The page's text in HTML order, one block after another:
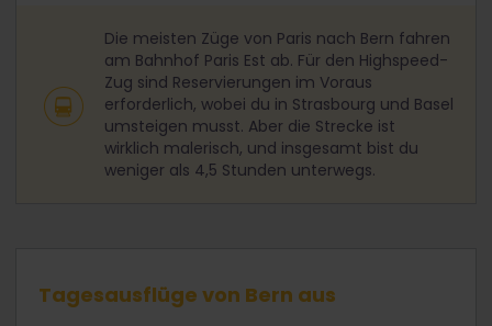
Die meisten Züge von Paris nach Bern fahren
am Bahnhof Paris Est ab. Für den Highspeed-
Zug sind Reservierungen im Voraus
erforderlich, wobei du in Strasbourg und Basel
umsteigen musst. Aber die Strecke ist
wirklich malerisch, und insgesamt bist du
weniger als 4,5 Stunden unterwegs.
Tagesausflüge von Bern aus